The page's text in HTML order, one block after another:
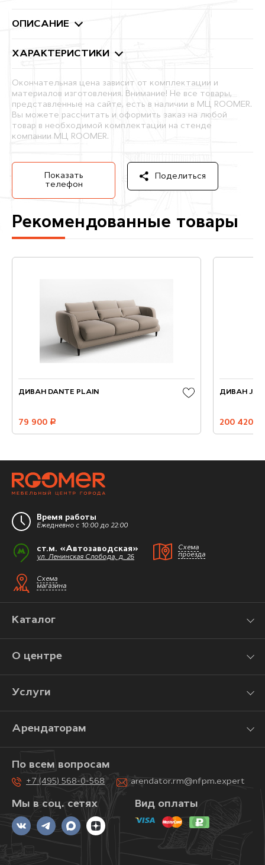
ОПИСАНИЕ
ХАРАКТЕРИСТИКИ
Окончательная цена зависит от комплектации и
материалов изготовления. Внимание! Не все товары,
представленные на сайте, есть в наличии в МЦ ROOMER.
Вы можете рассчитать и оформить заказ на любой
товар в необходимой комплектации на стенде
компании МЦ ROOMER.
Показать
телефон
Поделиться
Рекомендованные товары
ДИВАН DANTE PLAIN
79 900 руб.
ДИВАН
200 420
Время работы
Ежедневно с 10:00 до 22:00
ст.м. «Автозаводская»
ул. Ленинская Слобода, д. 26
Схема
проезда
Схема
магазина
Каталог
О центре
Услуги
Арендаторам
Мы в соц. сетях
По всем вопросам
+7 (495) 568-0-568 arendator.rm@nfpm.expert
Вид оплаты